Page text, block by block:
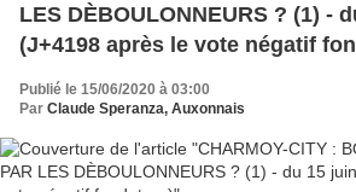
LES DÈBOULONNEURS ? (1) -
(J+4198 après le vote négatif
Publié le 15/06/2020 à 03:00
Par Claude Speranza, Auxonnais